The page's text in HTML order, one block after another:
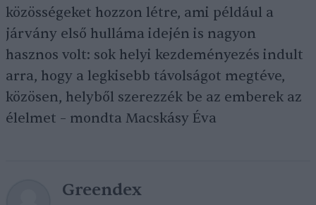
közösségeket hozzon létre, ami például a
járvány első hulláma idején is nagyon
hasznos volt: sok helyi kezdeményezés indult
arra, hogy a legkisebb távolságot megtéve,
közösen, helyből szerezzék be az emberek az
élelmet – mondta Macskásy Éva
Greendex